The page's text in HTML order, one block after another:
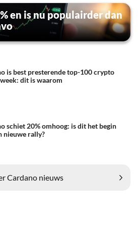
en is nu populairder dan
is best presterende top-100 crypto
dit is waarom
schiet 20% omhoog: is dit het begin
nieuwe rally?
Cardano nieuws